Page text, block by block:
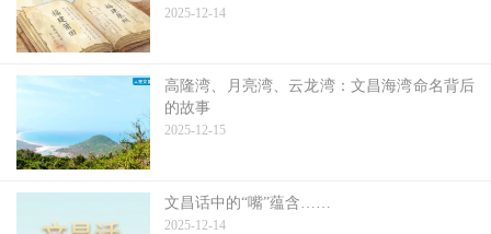
2025-12-14
高隆湾、月亮湾、云龙湾：文昌海湾命名背后
的故事
2025-12-15
文昌话中的“嘴”蕴含……
2025-12-14